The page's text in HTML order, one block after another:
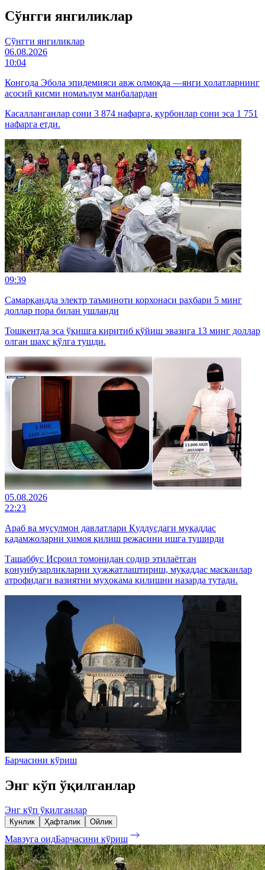
Cўнгги янгиликлар
Cўнгги янгиликлар
06.08.2026
10:04
Конгода Эбола эпидемияси авж олмоқда —янги ҳолатларнинг
асосий қисми номаълум манбалардан
Касалланганлар сони 3 874 нафарга, қурбонлар сони эса 1 751
нафарга етди.
09:39
Самарқандда электр таъминоти корхонаси раҳбари 5 минг
доллар пора билан ушланди
Тошкентда эса ўқишга киритиб қўйиш эвазига 13 минг доллар
олган шахс қўлга тушди.
05.08.2026
22:23
Араб ва мусулмон давлатлари Қуддусдаги муқаддас
қадамжоларни ҳимоя қилиш режасини ишга туширди
Ташаббус Исроил томонидан содир этилаётган
қонунбузарликларни ҳужжатлаштириш, муқаддас масканлар
атрофидаги вазиятни муҳокама қилишни назарда тутади.
Барчасини кўриш
Энг кўп ўқилганлар
Энг кўп ўқилганлар
Кунлик Ҳафталик Ойлик
Мавзуга оидБарчасини кўриш